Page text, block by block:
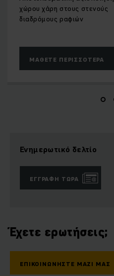
χώρου χάρη στους στενούς
διαδρόμους ραφιών
ΜΆΘΕΤΕ ΠΕΡΙΣΣΌΤΕΡΑ
Ενημερωτικό δελτίο
ΕΓΓΡΑΦΉ ΤΏΡΑ
Έχετε ερωτήσεις;
ΕΠΙΚΟΙΝΩΝΉΣΤΕ ΜΑΖΊ ΜΑΣ